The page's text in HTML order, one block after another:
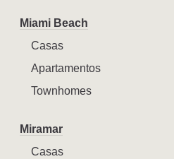
Miami Beach
Casas
Apartamentos
Townhomes
Miramar
Casas